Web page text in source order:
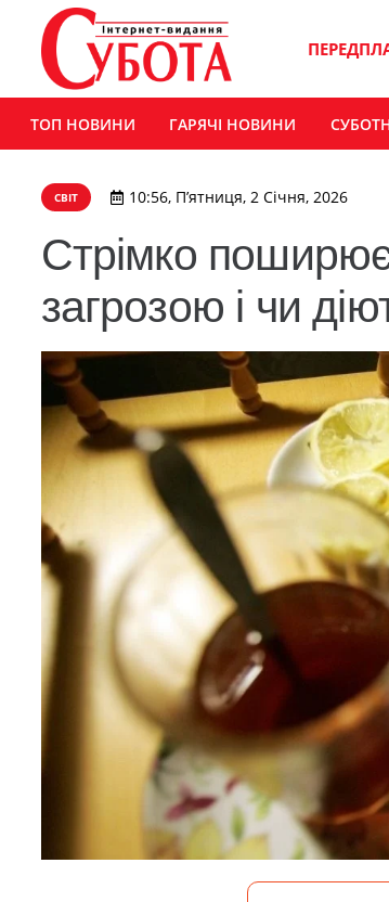
ТОП НОВИНИ ГАРЯЧІ НОВИНИ
СВІТ 10:56, П’ятниця, 2 Січня, 2026
Стрімко
загрозою і чи